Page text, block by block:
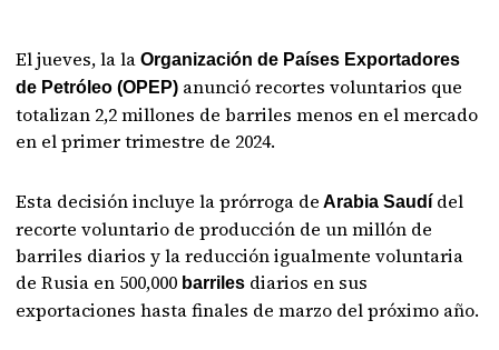
El jueves, la la Organización de Países Exportadores
de Petróleo (OPEP) anunció recortes voluntarios que
totalizan 2,2 millones de barriles menos en el mercado
en el primer trimestre de 2024.
Esta decisión incluye la prórroga de Arabia Saudí del
recorte voluntario de producción de un millón de
barriles diarios y la reducción igualmente voluntaria
de Rusia en 500,000 barriles diarios en sus
exportaciones hasta finales de marzo del próximo año.